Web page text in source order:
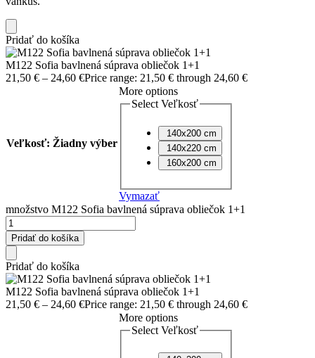
Pridať do košíka
M122 Sofia bavlnená súprava obliečok 1+1
21,50 € – 24,60 €Price range: 21,50 € through 24,60 €
Veľkosť: Žiadny výber
More options
Select Veľkosť
140x200 cm
140x220 cm
160x200 cm
Vymazať
množstvo M122 Sofia bavlnená súprava obliečok 1+1
Pridať do košíka
Pridať do košíka
M122 Sofia bavlnená súprava obliečok 1+1
21,50 € – 24,60 €Price range: 21,50 € through 24,60 €
More options
Select Veľkosť